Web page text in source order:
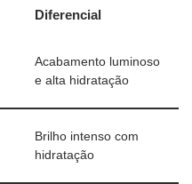
Diferencial
Acabamento luminoso
e alta hidratação
Brilho intenso com
hidratação